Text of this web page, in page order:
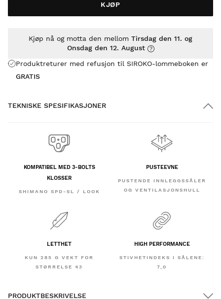
KJØP
Produktreturer med refusjon til SIROKO-lommeboken er
GRATIS
Kjøp nå og motta den mellom Tirsdag den 11. og
Onsdag den 12. August
TEKNISKE SPESIFIKASJONER
KOMPATIBEL MED 3-BOLTS
KLOSSER
SHIMANO SPD-SL / LOOK
PUSTEEVNE
PUSTENDE INNLEGGSSÅLER
OG VENTILASJONSHULL
LETTHET
KUN 285 G VEKT FOR
STØRRELSE 43
HIGH PERFORMANCE
STIVHETINDEKS I SÅLENE:
7,0
PRODUKTBESKRIVELSE